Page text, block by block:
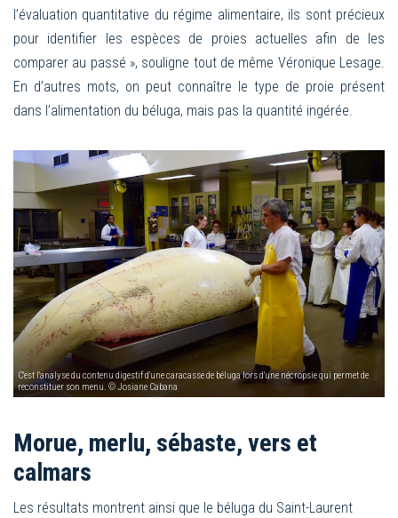
l’évaluation quantitative du régime alimentaire, ils sont précieux
pour identifier les espèces de proies actuelles afin de les
comparer au passé », souligne tout de même Véronique Lesage.
En d’autres mots, on peut connaître le type de proie présent
dans l’alimentation du béluga, mais pas la quantité ingérée.
C'est l'analyse du contenu digestif d'une caracasse de béluga lors d'une nécropsie qui permet de
reconstituer son menu. © Josiane Cabana
Morue, merlu, sébaste, vers et
calmars
Les résultats montrent ainsi que le béluga du Saint-Laurent